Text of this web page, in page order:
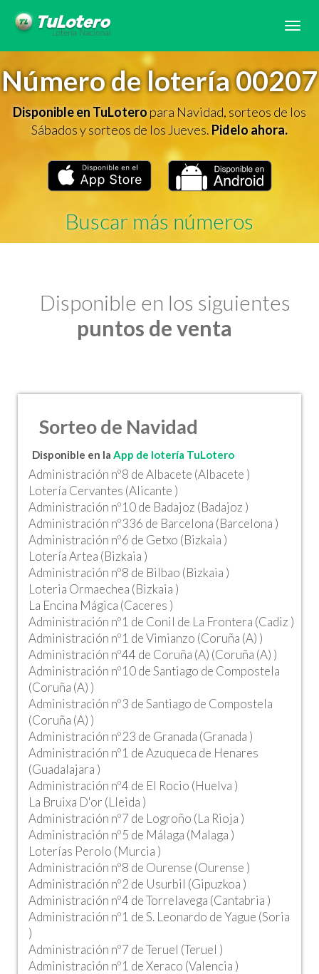
Número de lotería 00207
Disponible en TuLoteropara Navidad, sorteos de los
Sábados y sorteos de los Jueves.Pidelo ahora.
Buscar más números
Disponible en los siguientes
puntos de venta
Sorteo de Navidad
Disponible en la App de lotería TuLotero
Administración nº8 de Albacete (Albacete )
Lotería Cervantes (Alicante )
Administración nº10 de Badajoz (Badajoz )
Administración nº336 de Barcelona (Barcelona )
Administración nº6 de Getxo (Bizkaia )
Lotería Artea (Bizkaia )
Administración nº8 de Bilbao (Bizkaia )
Loteria Ormaechea (Bizkaia )
La Encina Mágica (Caceres )
Administración nº1 de Conil de La Frontera (Cadiz )
Administración nº1 de Vimianzo (Coruña (A) )
Administración nº44 de Coruña (A) (Coruña (A) )
Administración nº10 de Santiago de Compostela
(Coruña (A) )
Administración nº3 de Santiago de Compostela
(Coruña (A) )
Administración nº23 de Granada (Granada )
Administración nº1 de Azuqueca de Henares
(Guadalajara )
Administración nº4 de El Rocio (Huelva )
La Bruixa D'or (Lleida )
Administración nº7 de Logroño (La Rioja )
Administración nº5 de Málaga (Malaga )
Loterías Perolo (Murcia )
Administración nº8 de Ourense (Ourense )
Administración nº2 de Usurbil (Gipuzkoa )
Administración nº4 de Torrelavega (Cantabria )
Administración nº1 de S. Leonardo de Yague (Soria
)
Administración nº7 de Teruel (Teruel )
Administración nº1 de Xeraco (Valencia )